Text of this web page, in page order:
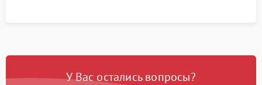
У Вас остались вопросы?